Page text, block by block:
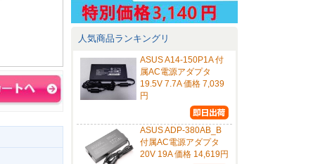
人気商品ランキングリ
ASUS A14-150P1A 付
属AC電源アダプタ
19.5V 7.7A 価格 7,039
円
ASUS ADP-380AB_B
付属AC電源アダプタ
20V 19A 価格 14,619円